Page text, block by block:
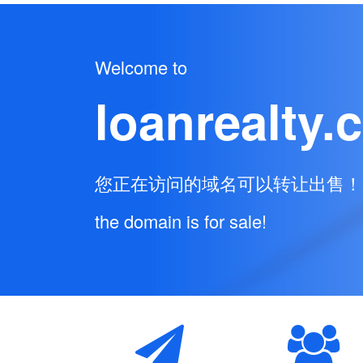
Welcome to
您正在访问的域名可以转让出售！
the domain is for sale!